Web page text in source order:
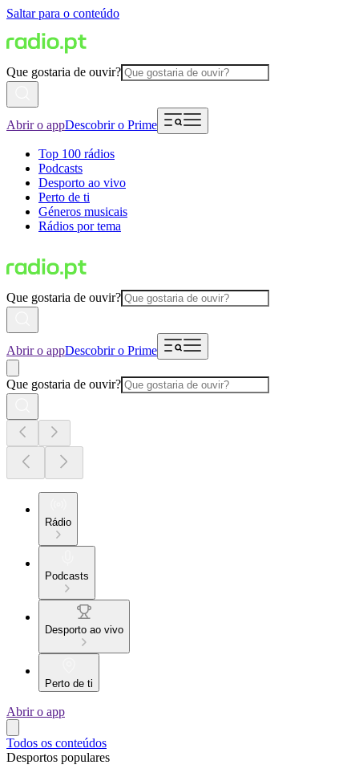
Saltar para o conteúdo
Que gostaria de ouvir?
Abrir o appDescobrir o Prime
Top 100 rádios
Podcasts
Desporto ao vivo
Perto de ti
Géneros musicais
Rádios por tema
Que gostaria de ouvir?
Abrir o appDescobrir o Prime
Que gostaria de ouvir?
Rádio
Podcasts
Desporto ao vivo
Perto de ti
Abrir o app
Todos os conteúdos
Desportos populares